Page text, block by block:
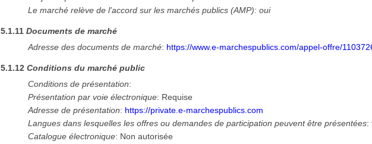
Le marché relève de l'accord sur les marchés publics (AMP):oui
5.1.11Documents de marché
Adresse des documents de marché: https://www.e-marchespublics.com/appel-offre/
5.1.12Conditions du marché public
Conditions de présentation:
Présentation par voie électronique: Requise
Adresse de présentation: https://private.e-marchespublics.com
Langues dans lesquelles les offres ou demandes de participation peuvent être présentées:
Catalogue électronique: Non autorisée